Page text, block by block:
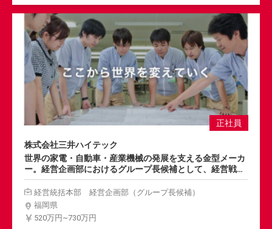
正社員
株式会社三井ハイテック
世界の家電・自動車・産業機械の発展を支える金型メーカ
ー。経営企画部におけるグループ長候補として、経営戦略
の策定をはじめ、実績分析・管理やグループ会社の管理・
経営支援など、更なる成長を目指すグループ全体の経営戦
略に携わりご活躍いただきます。
経営統括本部 経営企画部（グループ長候補）
福岡県
520万円~730万円